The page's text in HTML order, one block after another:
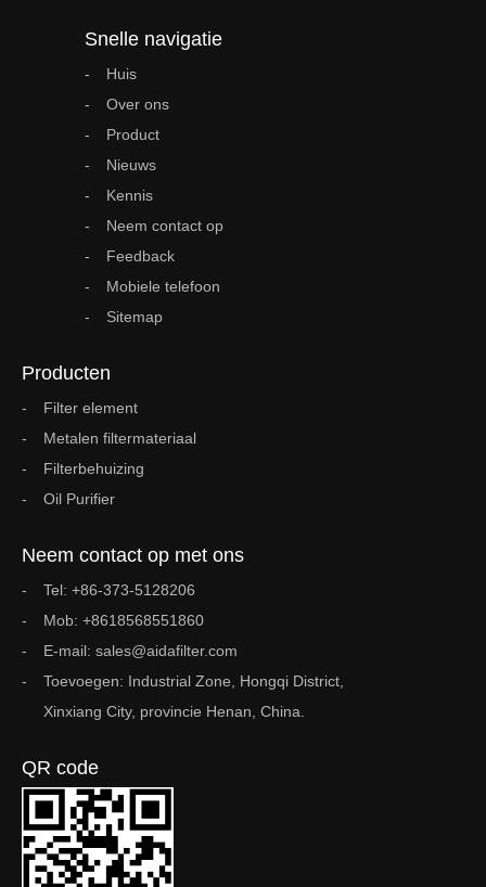
Snelle navigatie
Huis
Over ons
Product
Nieuws
Kennis
Neem contact op
Feedback
Mobiele telefoon
Sitemap
Producten
Filter element
Metalen filtermateriaal
Filterbehuizing
Oil Purifier
Neem contact op met ons
Tel: +86-373-5128206
Mob: +8618568551860
E-mail: sales@aidafilter.com
Toevoegen: Industrial Zone, Hongqi District,
Xinxiang City, provincie Henan, China.
QR code